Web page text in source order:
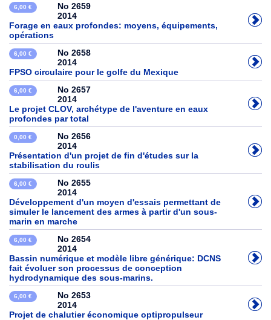
6,00 €
No 2659
2014
Forage en eaux profondes: moyens, équipements,
opérations
6,00 €
No 2658
2014
FPSO circulaire pour le golfe du Mexique
6,00 €
No 2657
2014
Le projet CLOV, archétype de l'aventure en eaux
profondes par total
0,00 €
No 2656
2014
Présentation d'un projet de fin d'études sur la
stabilisation du roulis
6,00 €
No 2655
2014
Développement d'un moyen d'essais permettant de
simuler le lancement des armes à partir d'un sous-
marin en marche
6,00 €
No 2654
2014
Bassin numérique et modèle libre générique: DCNS
fait évoluer son processus de conception
hydrodynamique des sous-marins.
6,00 €
No 2653
2014
Projet de chalutier économique optipropulseur